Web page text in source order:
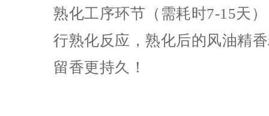
熟化工序环节（需耗时7-15天
行熟化反应，熟化后的风油精
留香更持久！